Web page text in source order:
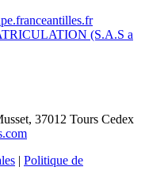
(S.A.S a
37012 Tours Cedex
| Politique de